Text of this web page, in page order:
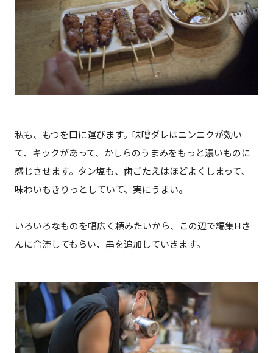
私も、もつを口に運びます。味噌ダレはニンニクが効い
て、キックがあって、かしらのうまみをもっと濃いものに
感じさせます。タン塩も、歯ごたえはほどよくしまって、
味わいもきりっとしていて、実にうまい。
いろいろなものを幅広く頼みたいから、この辺で編集Hさ
んに合流してもらい、串を追加していきます。